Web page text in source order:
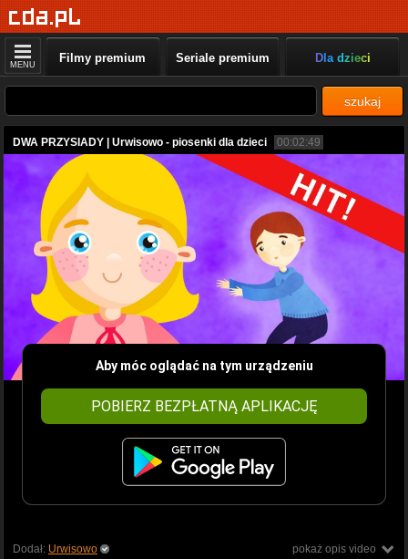
MENU Filmy premium Seriale premium Dla dzieci
szukaj
DWA PRZYSIADY | Urwisowo - piosenki dla dzieci 00:02:49
Aby móc oglądać na tym urządzeniu
POBIERZ BEZPŁATNĄ APLIKACJĘ
pokaż opis video
Dodał: Urwisowo